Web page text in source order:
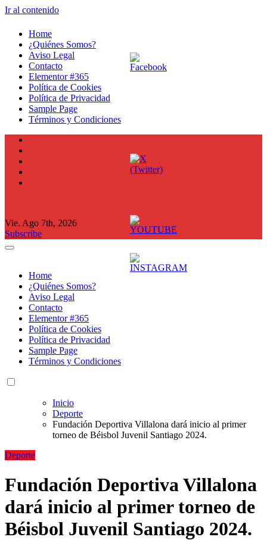
Ir al contenido
Home
¿Quiénes Somos?
Aviso Legal
Contacto
Elementor #365
Política de Cookies
Política de Privacidad
Sample Page
Términos y Condiciones
Vie. Ago 7th, 2026
Subscribe
Home
¿Quiénes Somos?
Aviso Legal
Contacto
Elementor #365
Política de Cookies
Política de Privacidad
Sample Page
Términos y Condiciones
Inicio
Deporte
Fundación Deportiva Villalona dará inicio al primer
torneo de Béisbol Juvenil Santiago 2024.
Deporte
Fundación Deportiva Villalona
dará inicio al primer torneo de
Béisbol Juvenil Santiago 2024.